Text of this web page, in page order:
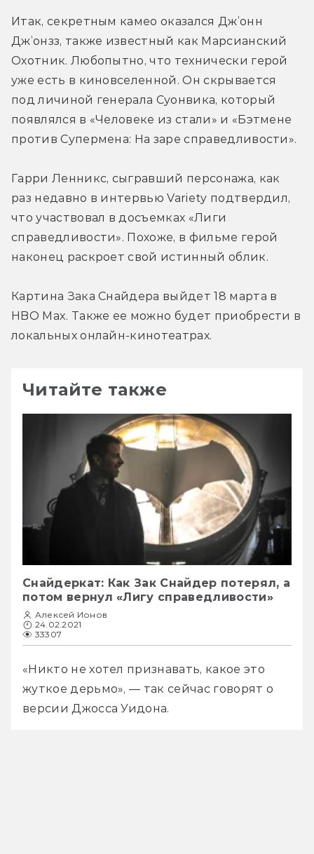
Итак, секретным камео оказался Дж’онн
Дж’онзз, также известный как Марсианский
Охотник. Любопытно, что технически герой
уже есть в киновселенной. Он скрывается
под личиной генерала Суонвика, который
появлялся в «Человеке из стали» и «Бэтмене
против Супермена: На заре справедливости».
Гарри Ленникс, сыгравший персонажа, как
раз недавно в интервью Variety подтвердил,
что участвовал в досъемках «Лиги
справедливости». Похоже, в фильме герой
наконец раскроет свой истинный облик.
Картина Зака Снайдера выйдет 18 марта в
HBO Max. Также ее можно будет приобрести в
локальных онлайн-кинотеатрах.
Читайте также
Снайдеркат: Как Зак Снайдер потерял, а
потом вернул «Лигу справедливости»
Алексей Ионов
24.02.2021
33307
«Никто не хотел признавать, какое это
жуткое дерьмо», — так сейчас говорят о
версии Джосса Уидона.